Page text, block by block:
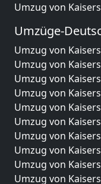
Umzug von
Umzüge-
Umzug von
Umzug von
Umzug von
Umzug von
Umzug von
Umzug von
Umzug von
Umzug von
Umzug von
Umzug von